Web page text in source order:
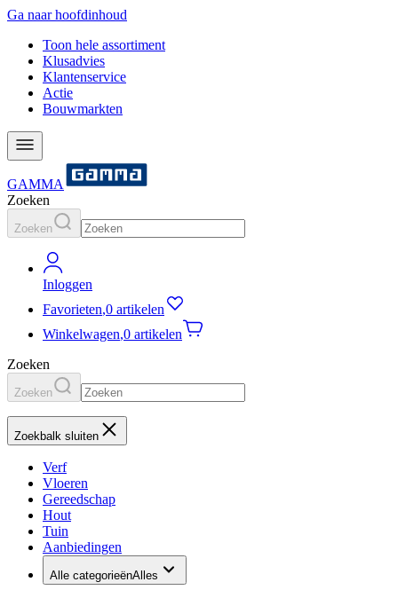
Ga naar hoofdinhoud
Toon hele assortiment
Klusadvies
Klantenservice
Actie
Bouwmarkten
GAMMA
Zoeken
Zoeken
Inloggen
Favorieten,0 artikelen
Winkelwagen,0 artikelen
Zoeken
Zoeken
Zoekbalk sluiten
Verf
Vloeren
Gereedschap
Hout
Tuin
Aanbiedingen
Alle categorieënAlles